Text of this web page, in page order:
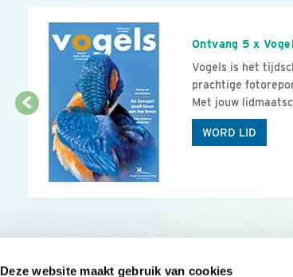
Deze website maakt gebruik van cookies
Ontvang 5 x
Vogels is het
prachtige
Met jouw
WORD LID